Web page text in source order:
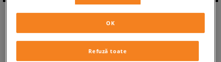
ABONEAZĂ-TE LA
NEWSLETTER
Refuză toate
OK